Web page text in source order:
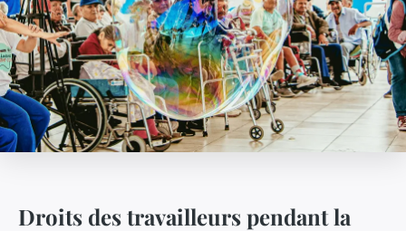
Droits des travailleurs pendant la